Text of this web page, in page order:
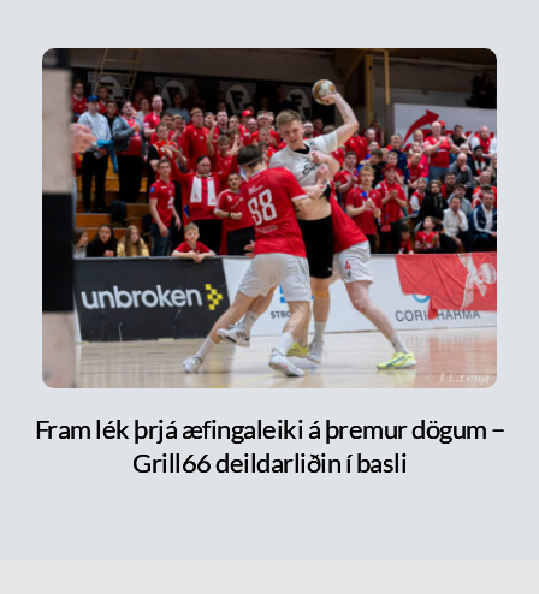
Fram lék þrjá æfingaleiki á þremur dögum –
Grill66 deildarliðin í basli